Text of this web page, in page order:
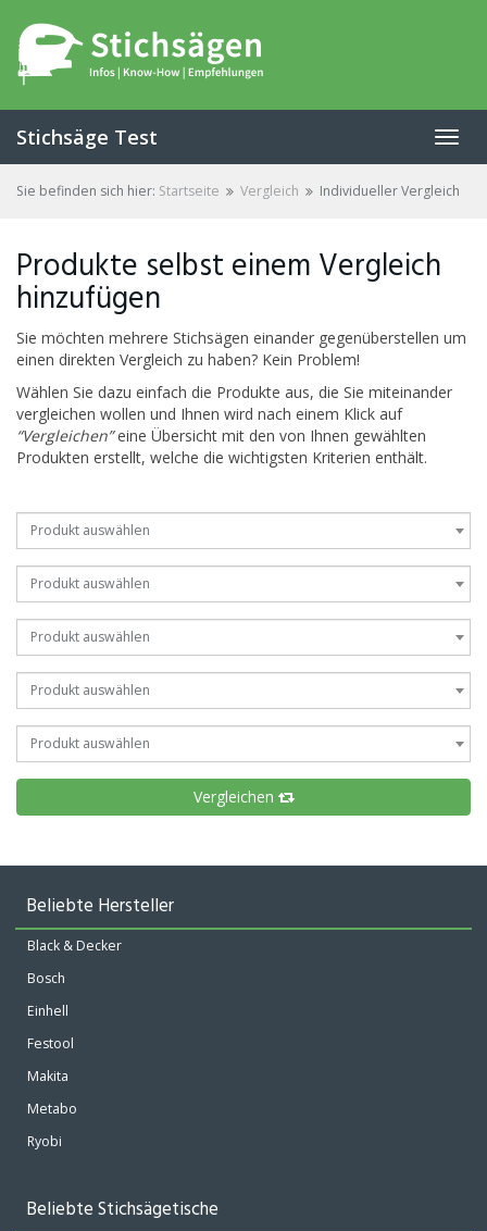
main
content
Stichsäge Test
Sie befinden sich hier: Startseite Vergleich Individueller Vergleich
Produkte selbst einem Vergleich
hinzufügen
Sie möchten mehrere Stichsägen einander gegenüberstellen um
einen direkten Vergleich zu haben? Kein Problem!
Wählen Sie dazu einfach die Produkte aus, die Sie miteinander
vergleichen wollen und Ihnen wird nach einem Klick auf
“Vergleichen”eine Übersicht mit den von Ihnen gewählten
Produkten erstellt, welche die wichtigsten Kriterien enthält.
Produkt auswählen
Produkt auswählen
Produkt auswählen
Produkt auswählen
Produkt auswählen
Vergleichen
Beliebte Hersteller
Black & Decker
Bosch
Einhell
Festool
Makita
Metabo
Ryobi
Beliebte Stichsägetische